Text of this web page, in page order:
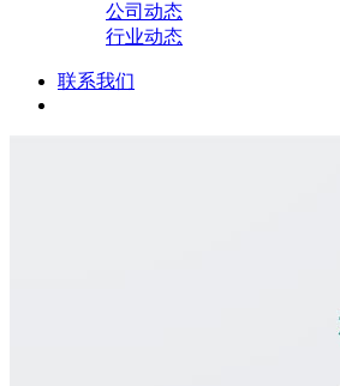
公司动态
行业动态
联系我们